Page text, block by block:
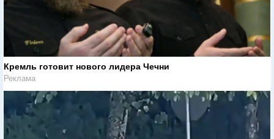
Кремль готовит нового лидера Чечни
Реклама